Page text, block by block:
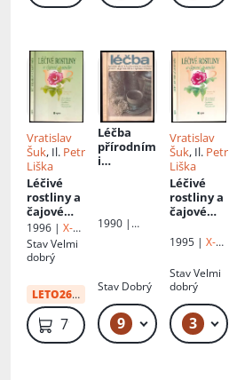
Vratislav
Šuk, Il. Petr
Liška
Léčivé
rostliny a
čajové
směsi
1996 | X-
Egem
StavVelmi
dobrý
LETO26
:55 Kč
79 Kč
Léčba
přírodním
i
1990 |
Stav Dobrý
9 49 Kč – 59 Kč
Vratislav
Šuk, Il. Petr
Liška
Léčivé
rostliny a
čajové
1995 | X-
StavVelmi
dobrý
3